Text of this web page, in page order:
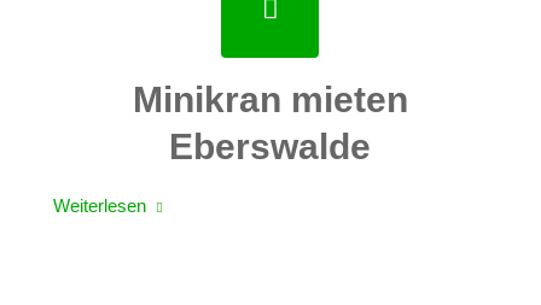
Minikran mieten
Eberswalde
Weiterlesen